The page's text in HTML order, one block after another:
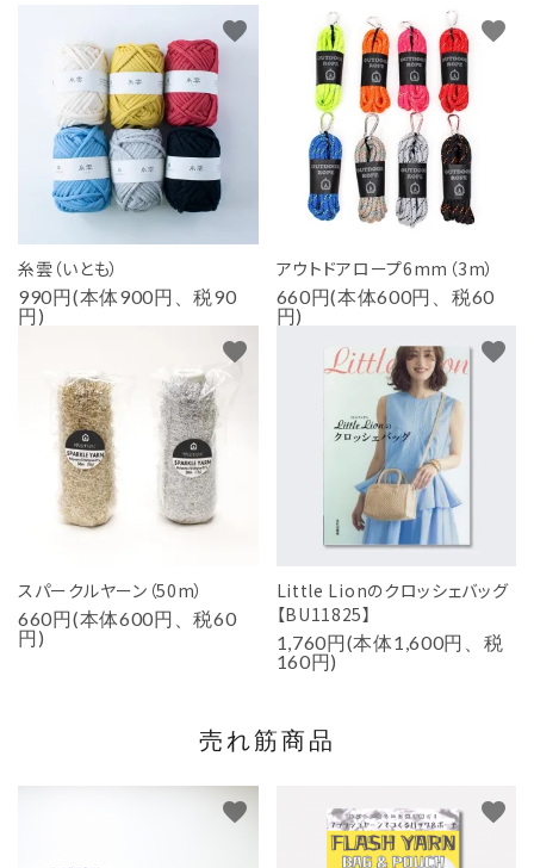
糸雲（いとも）
990円(本体900円、税90
円)
favorite
アウトドアロープ6mm（3m）
660円(本体600円、税60
円)
favorite
スパークルヤーン（50m）
660円(本体600円、税60
円)
favorite
Little Lionのクロッシェバッグ
【BU11825】
1,760円(本体1,600円、税
160円)
favorite
売れ筋商品
favorite favorite